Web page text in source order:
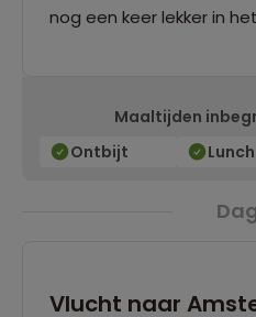
nog een keer lekker in
Maaltijden
Ontbijt
Lunch
Vlucht naar